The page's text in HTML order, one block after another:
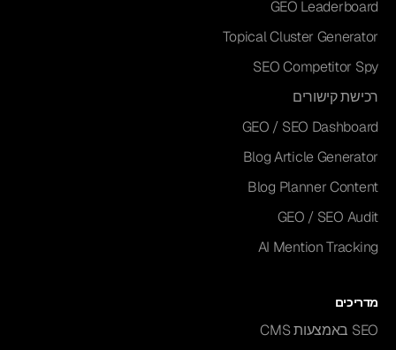
GEO Leaderboard
Topical Cluster Generator
SEO Competitor Spy
רכישת קישורים
GEO / SEO Dashboard
Blog Article Generator
Blog Planner Content
GEO / SEO Audit
AI Mention Tracking
מדריכים
SEO באמצעות CMS